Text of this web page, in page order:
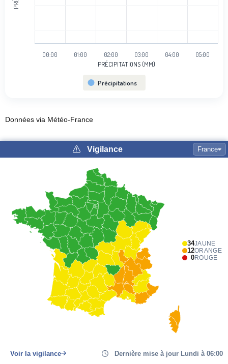
PRÉCIPITATIONS (MM)
Précipitations
00:00 01:00 02:00 03:00 04:00 05:00
Données via Météo-France
Vigilance France
34JAUNE
12ORANGE
0ROUGE
Voir la vigilance Dernière mise à jour Lundi à 06:00